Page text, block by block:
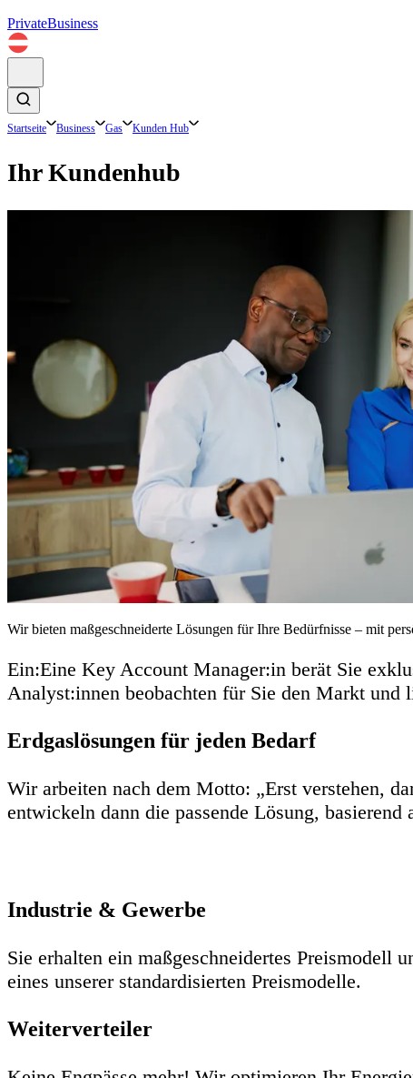
PrivateBusiness
Startseite Business Gas Kunden Hub
Ihr Kundenhub
Wir bieten maßgeschneiderte Lösungen für Ihre Bedürfnisse – mit
Ein:Eine Key Account Manager:in berät Sie
Analyst:innen beobachten für Sie den Markt und
Erdgaslösungen für jeden Bedarf
Wir arbeiten nach dem Motto: „Erst verstehen,
entwickeln dann die passende Lösung,
Industrie & Gewerbe
Sie erhalten ein maßgeschneidertes Preismodell
eines unserer standardisierten Preismodelle.
Weiterverteiler